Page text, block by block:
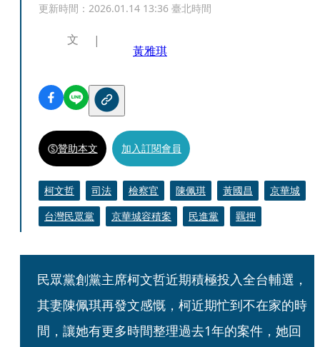
更新時間： 2026.01.14 13:36 臺北時間
文
黃雅琪
贊助本文 加入訂閱會員
柯文哲 司法 檢察官 陳佩琪 黃國昌
京華城
台灣民眾黨
京華城容積案 民進黨 羈押
民眾黨創黨主席柯文哲近期積極投入全台輔選，
其妻陳佩琪再發文感慨，柯近期忙到不在家的時
間，讓她有更多時間整理過去1年的案件，她回